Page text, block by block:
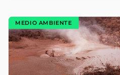
MEDIO AMBIENTE